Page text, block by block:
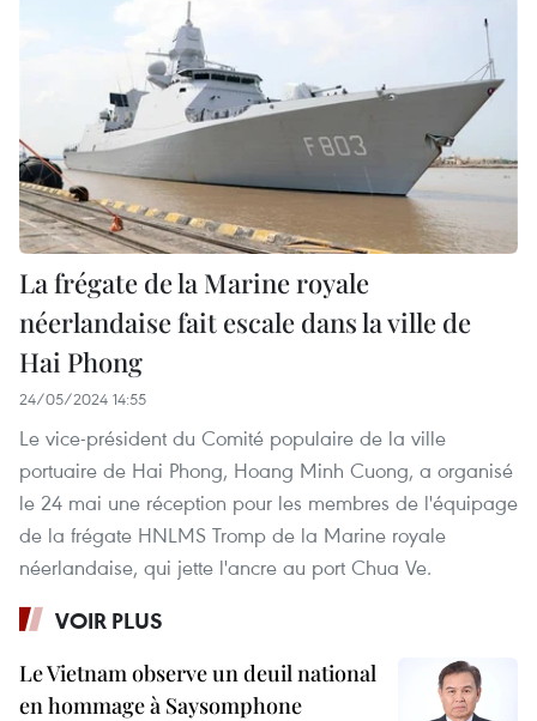
La frégate de la Marine royale
néerlandaise fait escale dans la ville de
Hai Phong
24/05/2024 14:55
Le vice-président du Comité populaire de la ville
portuaire de Hai Phong, Hoang Minh Cuong, a organisé
le 24 mai une réception pour les membres de l'équipage
de la frégate HNLMS Tromp de la Marine royale
néerlandaise, qui jette l'ancre au port Chua Ve.
VOIR PLUS
Le Vietnam observe un deuil national
en hommage à Saysomphone